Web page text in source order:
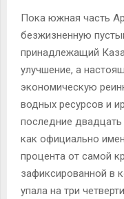
Пока южная часть
безжизненную
принадлежащий
улучшение, а
экономическую
водных ресурсов и
последние
как официально
процента от самой
зафиксированной в
упала на три